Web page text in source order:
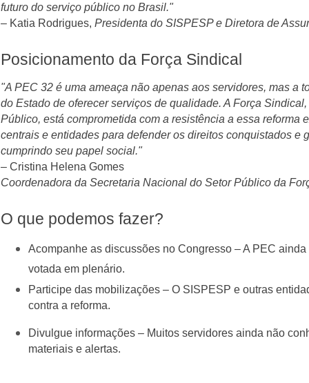
futuro do serviço público no Brasil."
– Katia Rodrigues, Presidenta do SISPESP e Diretora de
Posicionamento da Força Sindical
"A PEC 32 é uma ameaça não apenas aos servidores, mas a
do Estado de oferecer serviços de qualidade. A Força
Público, está comprometida com a resistência a essa reforma
centrais e entidades para defender os direitos conquistados e
cumprindo seu papel social."
– Cristina Helena Gomes
Coordenadora da Secretaria Nacional do Setor Público da
O que podemos fazer?
Acompanhe as discussões no Congresso – A PEC
votada em plenário.
Participe das mobilizações – O SISPESP e outras
contra a reforma.
Divulgue informações – Muitos servidores ainda não
materiais e alertas.